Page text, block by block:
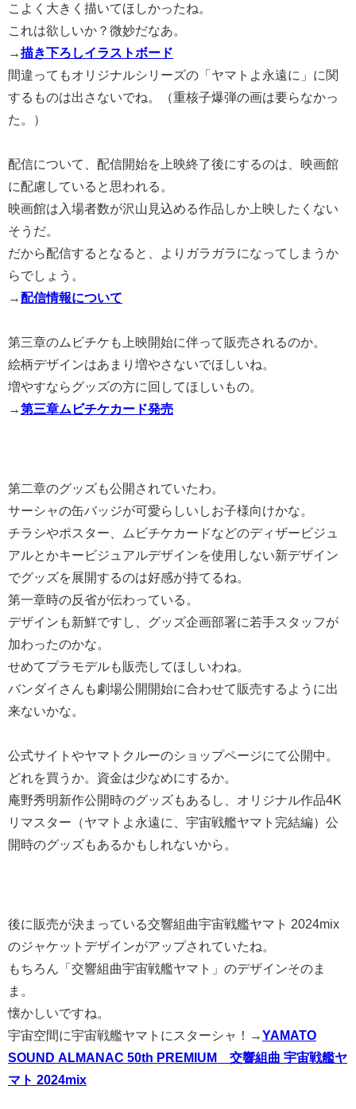
こよく大きく描いてほしかったね。
これは欲しいか？微妙だなあ。
→描き下ろしイラストボード
間違ってもオリジナルシリーズの「ヤマトよ永遠に」に関
するものは出さないでね。（重核子爆弾の画は要らなかっ
た。）
配信について、配信開始を上映終了後にするのは、映画館
に配慮していると思われる。
映画館は入場者数が沢山見込める作品しか上映したくない
そうだ。
だから配信するとなると、よりガラガラになってしまうか
らでしょう。
→配信情報について
第三章のムビチケも上映開始に伴って販売されるのか。
絵柄デザインはあまり増やさないでほしいね。
増やすならグッズの方に回してほしいもの。
→第三章ムビチケカード発売
第二章のグッズも公開されていたわ。
サーシャの缶バッジが可愛らしいしお子様向けかな。
チラシやポスター、ムビチケカードなどのディザービジュ
アルとかキービジュアルデザインを使用しない新デザイン
でグッズを展開するのは好感が持てるね。
第一章時の反省が伝わっている。
デザインも新鮮ですし、グッズ企画部署に若手スタッフが
加わったのかな。
せめてプラモデルも販売してほしいわね。
バンダイさんも劇場公開開始に合わせて販売するように出
来ないかな。
公式サイトやヤマトクルーのショップページにて公開中。
どれを買うか。資金は少なめにするか。
庵野秀明新作公開時のグッズもあるし、オリジナル作品4K
リマスター（ヤマトよ永遠に、宇宙戦艦ヤマト完結編）公
開時のグッズもあるかもしれないから。
後に販売が決まっている交響組曲宇宙戦艦ヤマト 2024mix
のジャケットデザインがアップされていたね。
もちろん「交響組曲宇宙戦艦ヤマト」のデザインそのま
ま。
懐かしいですね。
宇宙空間に宇宙戦艦ヤマトにスターシャ！→YAMATO
SOUND ALMANAC 50th PREMIUM 交響組曲 宇宙戦艦ヤ
マト 2024mix